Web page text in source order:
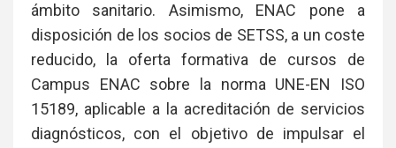
ámbito sanitario. Asimismo, ENAC pone a
disposición de los socios de SETSS, a un coste
reducido, la oferta formativa de cursos de
Campus ENAC sobre la norma UNE-EN ISO
15189, aplicable a la acreditación de servicios
diagnósticos, con el objetivo de impulsar el